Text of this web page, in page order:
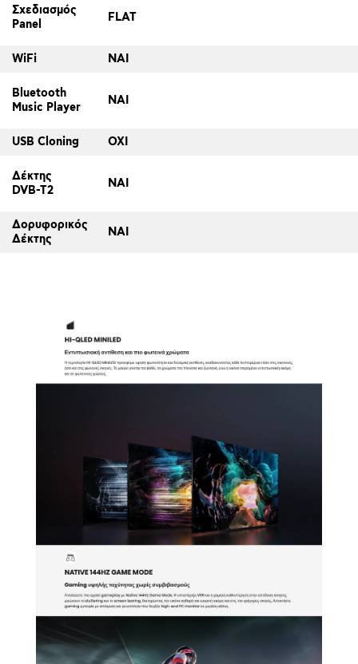
Σχεδιασμός
Panel
FLAT
WiFi ΝΑΙ
Bluetooth
Music Player
ΝΑΙ
USB Cloning ΟΧΙ
Δέκτης
DVB-T2
ΝΑΙ
Δορυφορικός
Δέκτης
ΝΑΙ